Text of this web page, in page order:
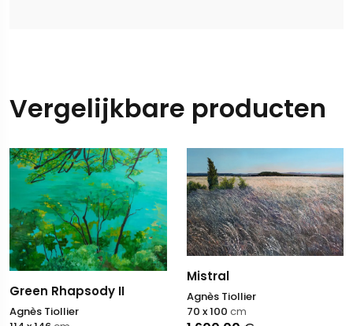
Vergelijkbare producten
Green Rhapsody II
Agnès Tiollier
Mistral
Agnès Tiollier
70 x 100 cm